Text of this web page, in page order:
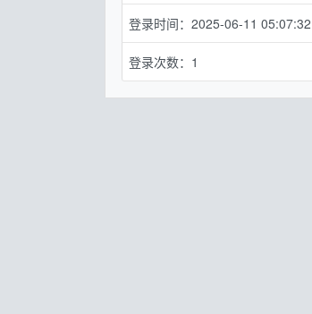
登录时间：2025-06-11 05:07:32
登录次数：1